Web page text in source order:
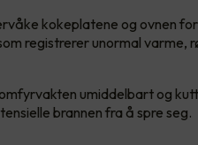
kokeplatene og ovnen for
registrerer unormal varme,
umiddelbart og
brannen fra å spre seg.